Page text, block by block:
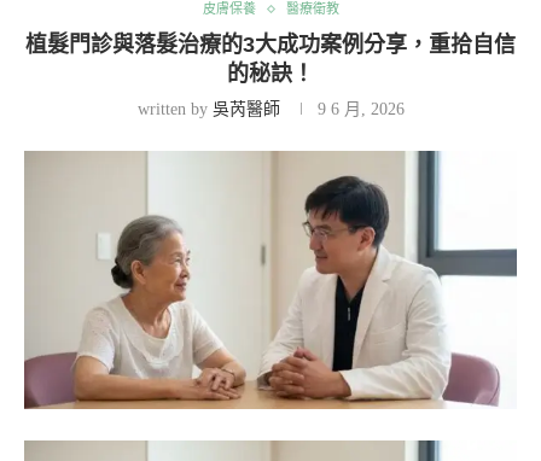
皮膚保養 醫療衛教
植髮門診與落髮治療的3大成功案例分享，重拾自信
的秘訣！
written by 吳芮醫師 9 6 月, 2026